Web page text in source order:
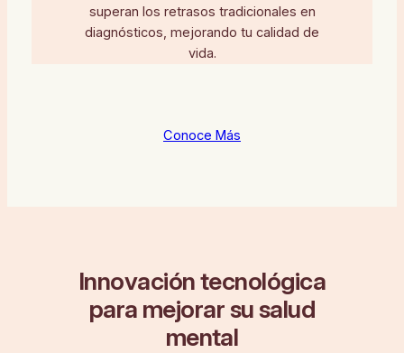
superan los retrasos tradicionales en
diagnósticos, mejorando tu calidad de
vida.
Conoce Más
Innovación tecnológica
para mejorar su salud
mental